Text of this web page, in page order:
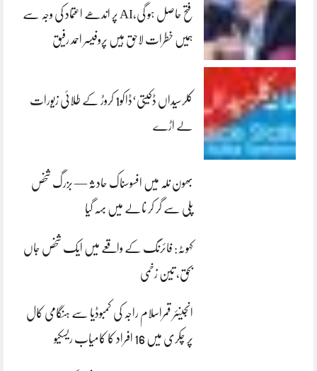
فتح حاصل ہو گی،AI پر اندھے اعتماد کی وجہ سے
ہمیں خطرات لاحق ہیں پروفیسر احمد رفیق
کلرسیداں ڈکیتی‘ڈاکو1 کروڑ کے طلائی زیورات
لے اڑے
بھون نلہ میں افسوسناک حادثہ — بزرگ شخص
پلی سے گر کر نالے میں بہہ گیا
کہوٹہ: فائرنگ کے واقعے میں ایک شخص جاں
بحق، تین زخمی
انجینئر قمراسلام راجہ کی کمبوڈیا سے ہنگامی کال
پر چکری میں 16 افراد کا کامیاب ریسکیو